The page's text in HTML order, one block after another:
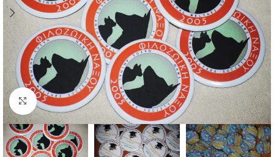
Κάντε κλικ για μεγέθυνση